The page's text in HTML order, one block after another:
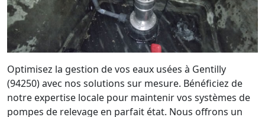
Optimisez la gestion de vos eaux usées à Gentilly
(94250) avec nos solutions sur mesure. Bénéficiez de
notre expertise locale pour maintenir vos systèmes de
pompes de relevage en parfait état. Nous offrons un